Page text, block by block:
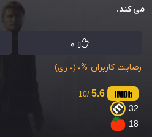
می کند.
0
رضایت کاربران 0% (0 رای)
5.6
/10
32
18